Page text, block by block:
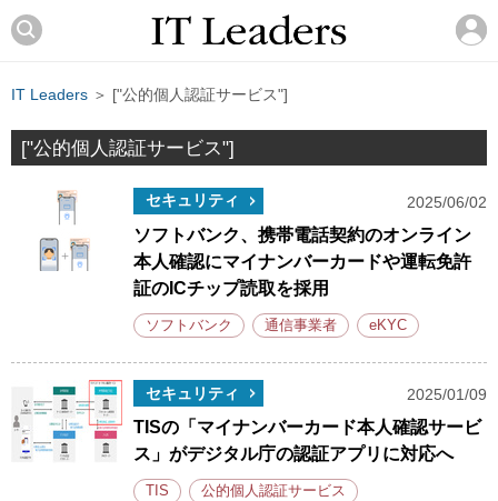
IT Leaders ＞ ["公的個人認証サービス"]
["公的個人認証サービス"]
セキュリティ 2025/06/02
ソフトバンク、携帯電話契約のオンライン
本人確認にマイナンバーカードや運転免許
証のICチップ読取を採用
ソフトバンク 通信事業者 eKYC
セキュリティ 2025/01/09
TISの「マイナンバーカード本人確認サービ
ス」がデジタル庁の認証アプリに対応へ
TIS 公的個人認証サービス